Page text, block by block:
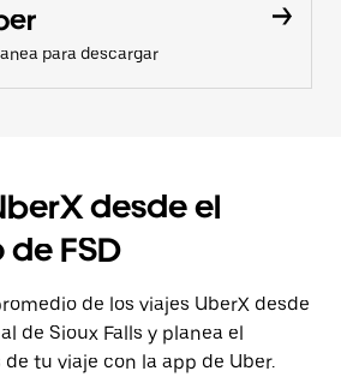
para descargar
desde el
FSD
de los viajes UberX desde
de Sioux Falls y planea el
tu viaje con la app de Uber.